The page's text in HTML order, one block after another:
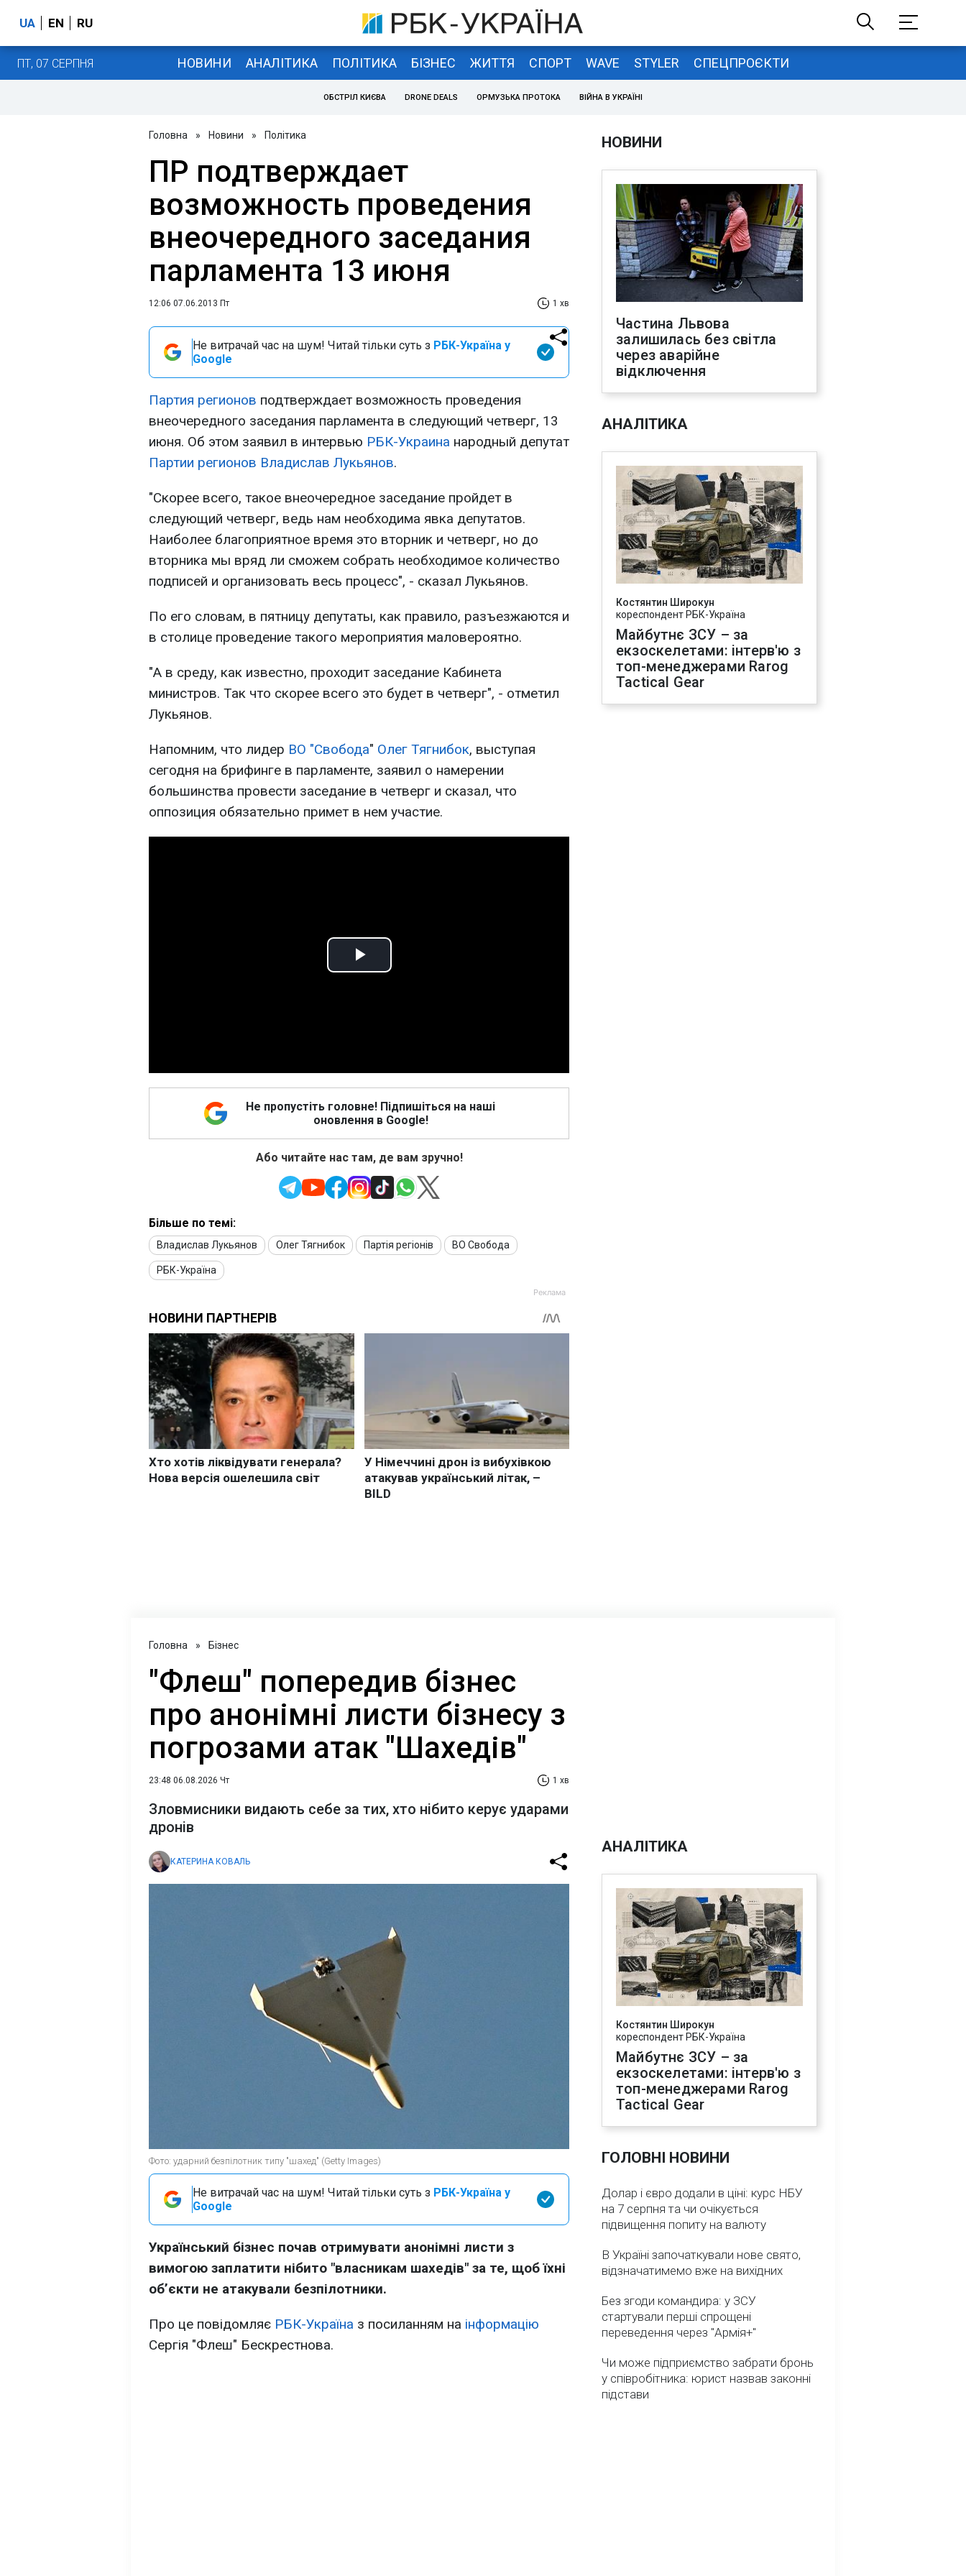
UA EN RU
ПТ, 07 СЕРПНЯ НОВИНИ АНАЛІТИКА ПОЛІТИКА БІЗНЕС ЖИТТЯ СПОРТ WAVE STYLER СПЕЦПРОЄКТИ
ОБСТРІЛ КИЄВА DRONE DEALS ОРМУЗЬКА ПРОТОКА ВІЙНА В УКРАЇНІ
Головна » Новини » Політика
ПР подтверждает
возможность проведения
внеочередного заседания
парламента 13 июня
12:06 07.06.2013 Пт 1 хв
Не витрачай час на шум! Читай тільки суть з РБК-Україна у
Google
Партия регионов подтверждает возможность проведения
внеочередного заседания парламента в следующий четверг, 13
июня. Об этом заявил в интервью РБК-Украина народный депутат
Партии регионов Владислав Лукьянов.
"Скорее всего, такое внеочередное заседание пройдет в
следующий четверг, ведь нам необходима явка депутатов.
Наиболее благоприятное время это вторник и четверг, но до
вторника мы вряд ли сможем собрать необходимое количество
подписей и организовать весь процесс", - сказал Лукьянов.
По его словам, в пятницу депутаты, как правило, разъезжаются и
в столице проведение такого мероприятия маловероятно.
"А в среду, как известно, проходит заседание Кабинета
министров. Так что скорее всего это будет в четверг", - отметил
Лукьянов.
Напомним, что лидер ВО "Свобода" Олег Тягнибок, выступая
сегодня на брифинге в парламенте, заявил о намерении
большинства провести заседание в четверг и сказал, что
оппозиция обязательно примет в нем участие.
Play
Не пропустіть головне! Підпишіться на наші
оновлення в Google!
Або читайте нас там, де вам зручно!
Більше по темі:
Владислав Лукьянов Олег Тягнибок Партія регіонів ВО Свобода
РБК-Україна
НОВИНИ
Частина Львова
залишилась без світла
через аварійне
відключення
АНАЛІТИКА
Костянтин Широкун
кореспондент РБК-Україна
Майбутнє ЗСУ – за
екзоскелетами: інтерв'ю з
топ-менеджерами Rarog
Tactical Gear
Головна » Бізнес
"Флеш" попередив бізнес
про анонімні листи бізнесу з
погрозами атак "Шахедів"
23:48 06.08.2026 Чт 1 хв
Зловмисники видають себе за тих, хто нібито керує ударами
дронів
КАТЕРИНА КОВАЛЬ
Фото: ударний безпілотник типу "шахед" (Getty Images)
Не витрачай час на шум! Читай тільки суть з РБК-Україна у
Google
Український бізнес почав отримувати анонімні листи з
вимогою заплатити нібито "власникам шахедів" за те, щоб їхні
обʼєкти не атакували безпілотники.
Про це повідомляє РБК-Україна з посиланням на інформацію
Сергія "Флеш" Бескрестнова.
АНАЛІТИКА
Костянтин Широкун
кореспондент РБК-Україна
Майбутнє ЗСУ – за
екзоскелетами: інтерв'ю з
топ-менеджерами Rarog
Tactical Gear
ГОЛОВНІ НОВИНИ
Долар і євро додали в ціні: курс НБУ
на 7 серпня та чи очікується
підвищення попиту на валюту
В Україні започаткували нове свято,
відзначатимемо вже на вихідних
Без згоди командира: у ЗСУ
стартували перші спрощені
переведення через "Армія+"
Чи може підприємство забрати бронь
у співробітника: юрист назвав законні
підстави